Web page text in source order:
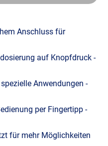
Anschluss für
auf Knopfdruck -
Anwendungen -
per Fingertipp -
für mehr Möglichkeiten